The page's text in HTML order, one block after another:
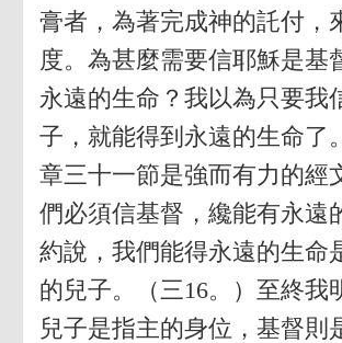
膏者，為著完成神的託付，
度。為甚麼需要信耶穌是基
永遠的生命？我以為只要我
子，就能得到永遠的生命了
章三十一節是強而有力的經
們必須信基督，纔能有永遠
約說，我們能得永遠的生命
的兒子。（三16。）至終我
兒子是指主的身位，基督則